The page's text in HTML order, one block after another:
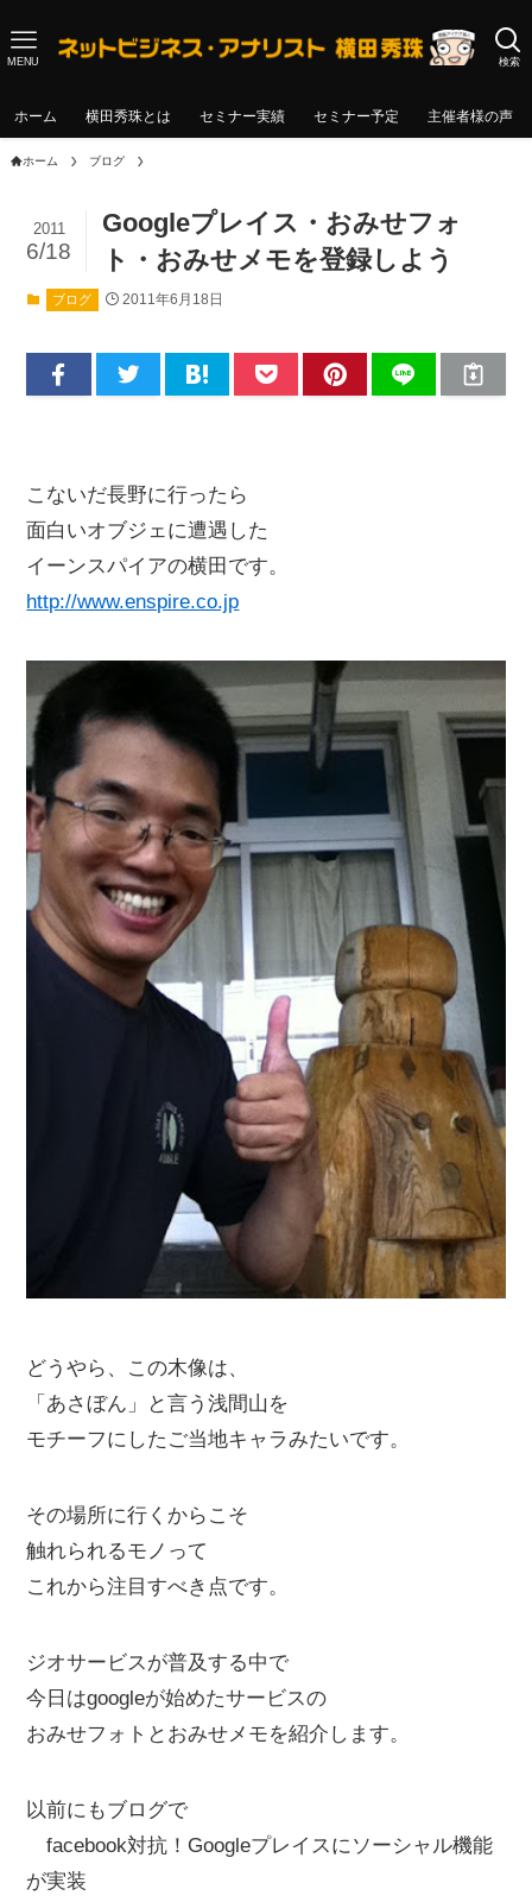
検索
MENU
ホーム 横田秀珠とは セミナー実績 セミナー予定 主催者様の声
ホーム ブログ
Googleプレイス・おみせフォ
ト・おみせメモを登録しよう
2011
6/18
ブログ 2011年6月18日
こないだ長野に行ったら
面白いオブジェに遭遇した
イーンスパイアの横田です。
http://www.enspire.co.jp
どうやら、この木像は、
「あさぼん」と言う浅間山を
モチーフにしたご当地キャラみたいです。
その場所に行くからこそ
触れられるモノって
これから注目すべき点です。
ジオサービスが普及する中で
今日はgoogleが始めたサービスの
おみせフォトとおみせメモを紹介します。
以前にもブログで
facebook対抗！Googleプレイスにソーシャル機能
が実装